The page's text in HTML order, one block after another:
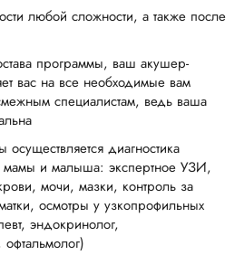
любой сложности, а также после
программы, ваш акушер-
вас на все необходимые вам
специалистам, ведь ваша
диагностика
мамы и малыша: экспертное УЗИ,
мочи, мазки, контроль за
осмотры у узкопрофильных
эндокринолог,